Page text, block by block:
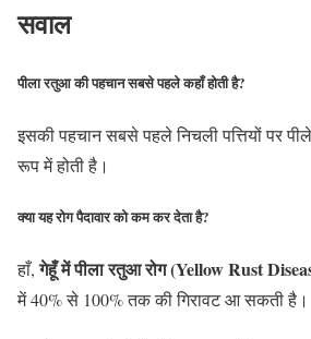
सवाल
पीला रतुआ की पहचान सबसे पहले कहाँ होती है?
इसकी पहचान सबसे पहले निचली पत्तियों पर
रूप में होती है।
क्या यह रोग पैदावार को कम कर देता है?
हाँ,गेहूँ में पीला रतुआ रोग (Yellow Rust
में 40% से 100% तक की गिरावट आ सकती है।